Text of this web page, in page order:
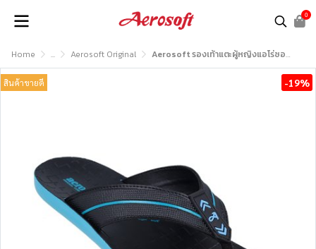
0
Home ... Aerosoft Original Aerosoft รองเท้าแตะผู้หญิงแอโร่ซอฟรุ่น EASY92
สินค้าขายดี -19%